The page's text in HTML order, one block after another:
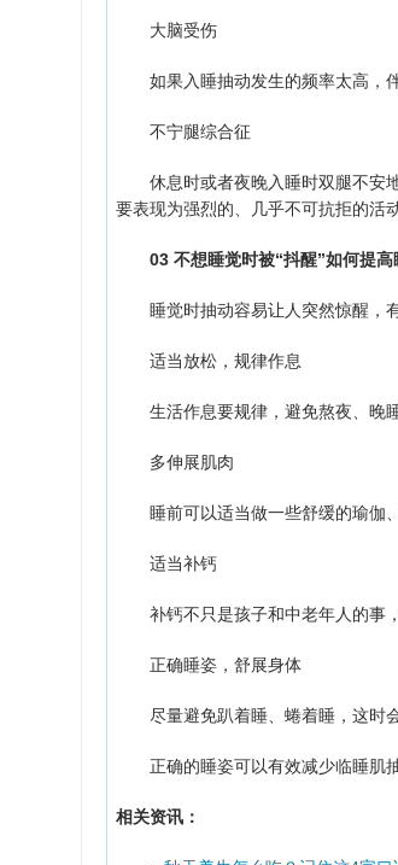
大脑受伤
如果入睡抽动发生的频率太高，伴
不宁腿综合征
休息时或者夜晚入睡时双腿不安地
要表现为强烈的、几乎不可抗拒的活
03 不想睡觉时被“抖醒”如何提高
睡觉时抽动容易让人突然惊醒，
适当放松，规律作息
生活作息要规律，避免熬夜、晚睡
多伸展肌肉
睡前可以适当做一些舒缓的瑜伽、
适当补钙
补钙不只是孩子和中老年人的事，
正确睡姿，舒展身体
尽量避免趴着睡、蜷着睡，这时会
正确的睡姿可以有效减少临睡肌抽
相关资讯：